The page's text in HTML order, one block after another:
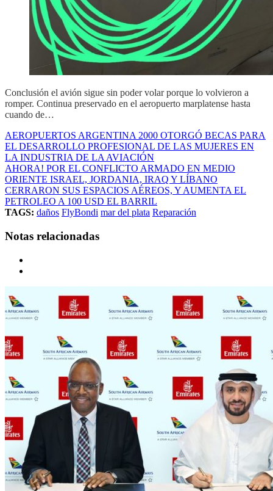
Conclusión el avión sigue sin poder volar porque lo volvieron a
romper. Continua preservado en el aeropuerto marplatense hasta
cuando de…
AEROPUERTOS ARGENTINA 2000 OTORGÓ BECAS PARA
EL DESARROLLO PROFESIONAL DE LAS MUJERES EN
LA INDUSTRIA DE LA AVIACIÓN
AHORA! POR EL CONFLICTO ARMADO EN MEDIO
ORIENTE ISRAEL, JORDANIA, IRAQ Y LÍBANO
CERRARON SUS ESPACIOS AÉREOS, Y AUMENTA EL
PETROLEO A 100 USD EL BARRIL
TAGS: daños FlyBondi mar del plata Reparación
Notas relacionadas